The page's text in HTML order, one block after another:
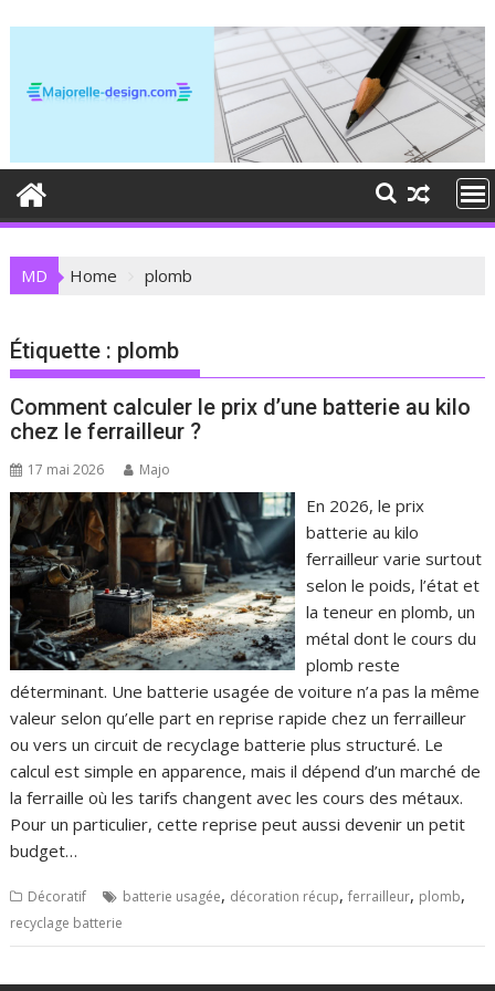
MD Home plomb
Étiquette : plomb
Comment calculer le prix d’une batterie au kilo
chez le ferrailleur ?
17 mai 2026 Majo
En 2026, le prix
batterie au kilo
ferrailleur varie surtout
selon le poids, l’état et
la teneur en plomb, un
métal dont le cours du
plomb reste
déterminant. Une batterie usagée de voiture n’a pas la même
valeur selon qu’elle part en reprise rapide chez un ferrailleur
ou vers un circuit de recyclage batterie plus structuré. Le
calcul est simple en apparence, mais il dépend d’un marché de
la ferraille où les tarifs changent avec les cours des métaux.
Pour un particulier, cette reprise peut aussi devenir un petit
budget…
Décoratif batterie usagée, décoration récup,ferrailleur, plomb,
recyclage batterie